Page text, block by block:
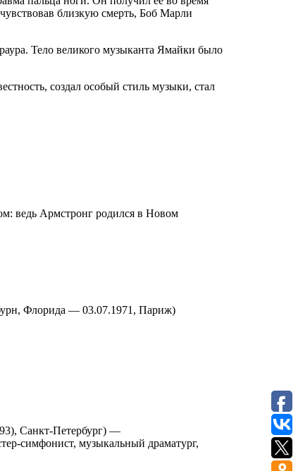
близкую смерть, Боб Марли
Тело великого музыканта Ямайки было
создал особый стиль музыки, стал
ведь Армстронг родился в Новом
Флорида — 03.07.1971, Париж)
Санкт-Петербург) —
симфонист, музыкальный драматург,